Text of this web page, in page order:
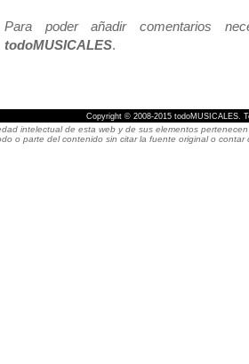
Para poder añadir comentarios
todoMUSICALES.
Copyright © 2008-2015 todoMUSICALES.
intelectual de esta web y de sus elementos
o parte del contenido sin citar la fuente original o